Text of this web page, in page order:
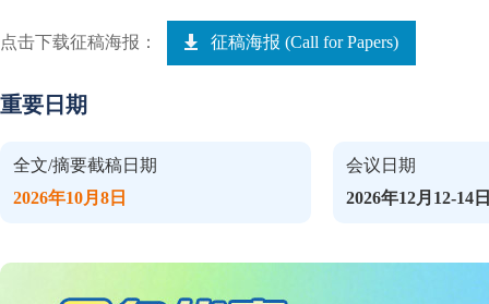
点击下载征稿海报： 征稿海报 (Call for Papers)
重要日期
全文/摘要截稿日期
2026年10月8日
会议日期
2026年12月12-14